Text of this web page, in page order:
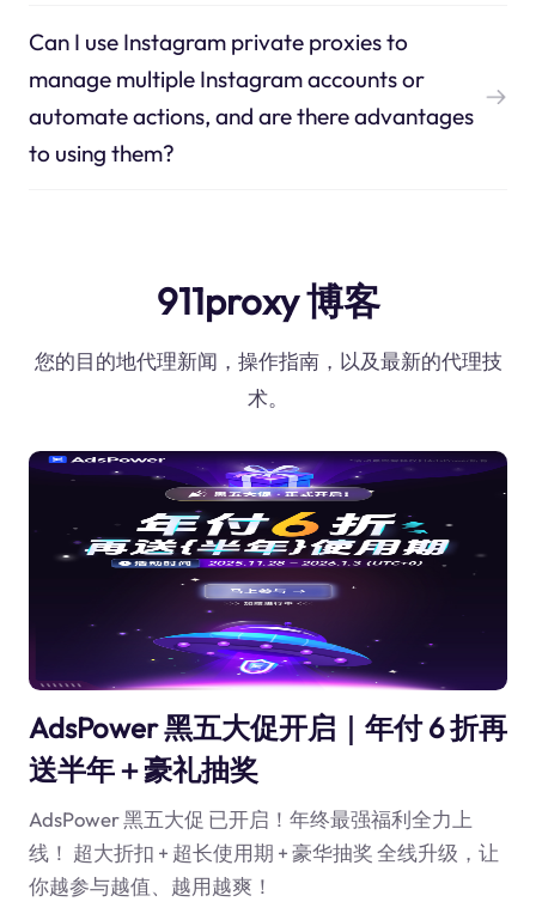
Can I use Instagram private proxies to
manage multiple Instagram accounts or
automate actions, and are there advantages
to using them?
911proxy 博客
您的目的地代理新闻，操作指南，以及最新的代理技
术。
AdsPower 黑五大促开启｜年付 6 折再
送半年＋豪礼抽奖
AdsPower 黑五大促 已开启！年终最强福利全力上
线！ 超大折扣 + 超长使用期 + 豪华抽奖 全线升级，让
你越参与越值、越用越爽！